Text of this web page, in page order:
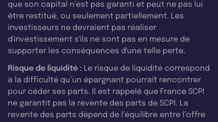
que son capital n’est pas garanti et peut ne pas lui
être restitué, ou seulement partiellement. Les
investisseurs ne devraient pas réaliser
d'investissement s'ils ne sont pas en mesure de
supporter les conséquences d'une telle perte.
Risque de liquidité : Le risque de liquidité correspond
à la difficulté qu’un épargnant pourrait rencontrer
pour céder ses parts. Il est rappelé que France SCPI
ne garantit pas la revente des parts de SCPI. La
revente des parts dépend de l’équilibre entre l’offre